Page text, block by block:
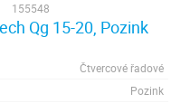
155548
Qg 15-20, Pozink
Čtvercové řadové
Pozink